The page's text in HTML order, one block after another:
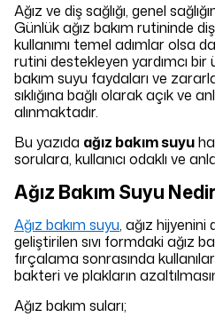
Ağız ve diş sağlığı, genel
Günlük ağız bakım rutininde
kullanımı temel adımlar olsa
rutini destekleyen yardımcı bir
bakım suyu faydaları ve
sıklığına bağlı olarak açık ve
alınmaktadır.
Bu yazıda ağız bakım suyu
sorulara, kullanıcı odaklı ve
Ağız Bakım Suyu
Ağız bakım suyu, ağız
geliştirilen sıvı formdaki ağız
fırçalama sonrasında
bakteri ve plakların
Ağız bakım suları;